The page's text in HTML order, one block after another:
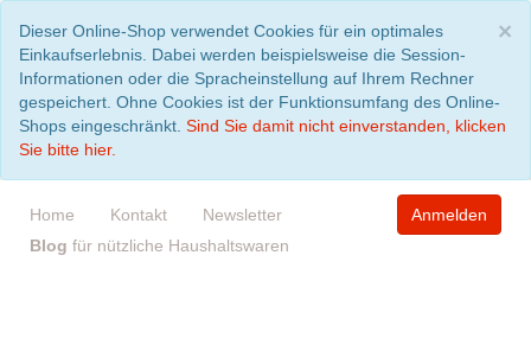
×
Dieser Online-Shop verwendet Cookies für ein optimales
Einkaufserlebnis. Dabei werden beispielsweise die Session-
Informationen oder die Spracheinstellung auf Ihrem Rechner
gespeichert. Ohne Cookies ist der Funktionsumfang des Online-
Shops eingeschränkt. Sind Sie damit nicht einverstanden, klicken
Sie bitte hier.
Home Kontakt
Newsletter
Blog für nützliche Haushaltswaren
Anmelden